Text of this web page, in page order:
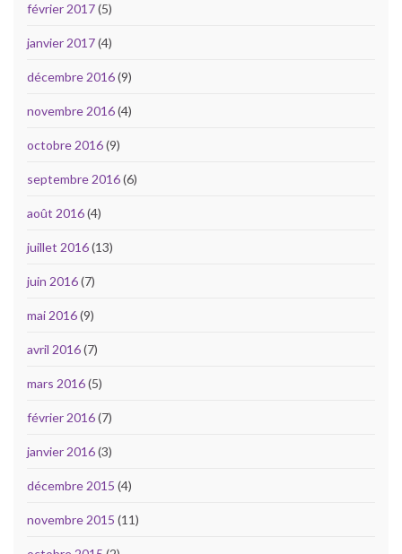
février 2017(5)
janvier 2017(4)
décembre 2016(9)
novembre 2016(4)
octobre 2016(9)
septembre 2016(6)
août 2016(4)
juillet 2016(13)
juin 2016(7)
mai 2016(9)
avril 2016(7)
mars 2016(5)
février 2016(7)
janvier 2016(3)
décembre 2015 (4)
novembre 2015 (11)